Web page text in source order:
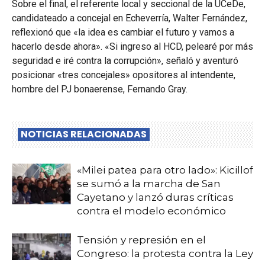
Sobre el final, el referente local y seccional de la UCeDe,
candidateado a concejal en Echeverría, Walter Fernández,
reflexionó que «la idea es cambiar el futuro y vamos a
hacerlo desde ahora». «Si ingreso al HCD, pelearé por más
seguridad e iré contra la corrupción», señaló y aventuró
posicionar «tres concejales» opositores al intendente,
hombre del PJ bonaerense, Fernando Gray.
NOTICIAS RELACIONADAS
«Milei patea para otro lado»: Kicillof
se sumó a la marcha de San
Cayetano y lanzó duras críticas
contra el modelo económico
Tensión y represión en el
Congreso: la protesta contra la Ley